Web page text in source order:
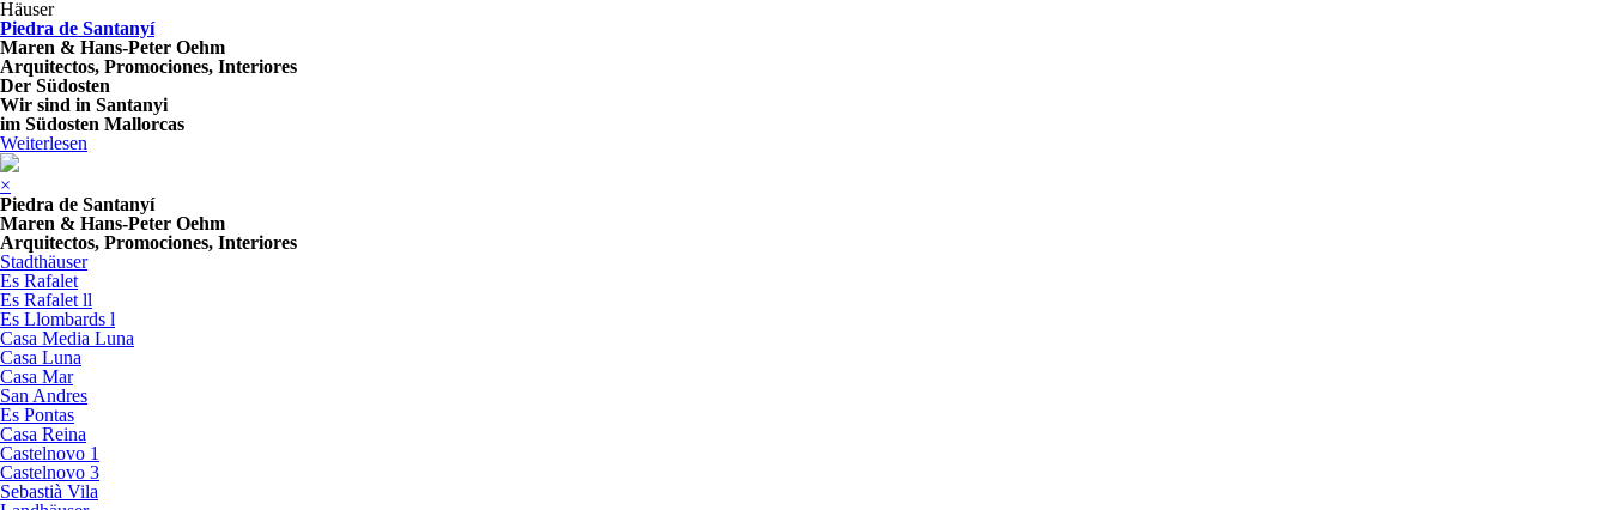
Häuser
Piedra de Santanyí
Maren & Hans-Peter Oehm
Arquitectos, Promociones, Interiores
Der Südosten
Wir sind in Santanyi
im Südosten Mallorcas
Weiterlesen
×
Piedra de Santanyí
Maren & Hans-Peter Oehm
Arquitectos, Promociones, Interiores
Stadthäuser
Es Rafalet
Es Rafalet ll
Es Llombards l
Casa Media Luna
Casa Luna
Casa Mar
San Andres
Es Pontas
Casa Reina
Castelnovo 1
Castelnovo 3
Sebastià Vila